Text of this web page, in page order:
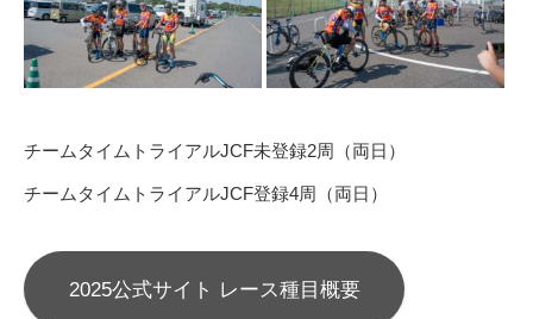
チームタイムトライアルJCF未登録2周（両日）
チームタイムトライアルJCF登録4周（両日）
2025公式サイト レース種目概要